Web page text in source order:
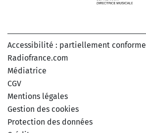
Accessibilité : partiellement conforme
Radiofrance.com
Médiatrice
CGV
Mentions légales
Gestion des cookies
Protection des données